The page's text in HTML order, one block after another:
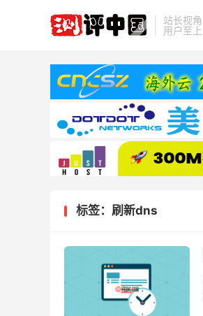
站长视角
用户至上
标签：刷新dns